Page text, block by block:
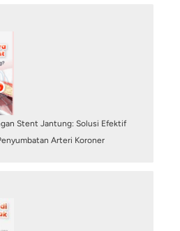
Ring Jantung (Stent)
Sembuh Total?